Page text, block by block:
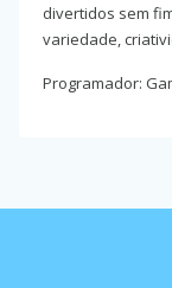
divertidos sem
variedade,
Programador: